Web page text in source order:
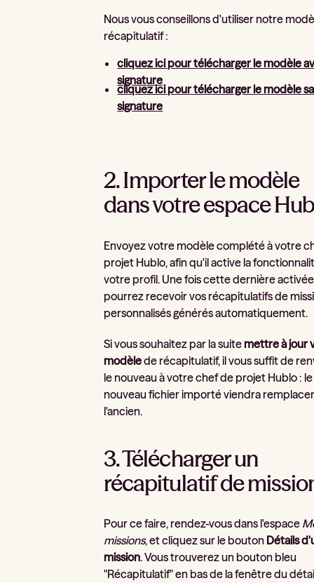
Nous vous conseillons d'utiliser notre
récapitulatif :
cliquez ici pour télécharger le modèle
signature
cliquez ici pour télécharger le modèle
signature
2. Importer le modèle
dans votre espace
Envoyez votre modèle complété à votre
projet Hublo, afin qu'il active la
votre profil. Une fois cette dernière
pourrez recevoir vos récapitulatifs de
personnalisés générés automatiquement.
Si vous souhaitez par la suite mettre à jour
modèlede récapitulatif, il vous suffit de
le nouveau à votre chef de projet Hublo : le
nouveau fichier importé viendra
l'ancien.
3. Télécharger un
récapitulatif de
Pour ce faire, rendez-vous dans l'espace
missions, et cliquez sur le bouton Détails
mission. Vous trouverez un bouton bleu
"Récapitulatif" en bas de la fenêtre du